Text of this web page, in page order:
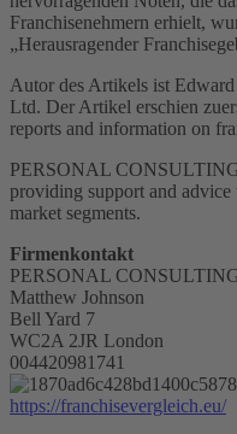
Franchisenehmern erhielt,
„Herausragender
Autor des Artikels ist
Ltd. Der Artikel erschien
reports and information on
PERSONAL
providing support and
market segments.
Firmenkontakt
PERSONAL
Matthew Johnson
Bell Yard 7
WC2A 2JR London
004420981741
https://franchisevergleich.eu/